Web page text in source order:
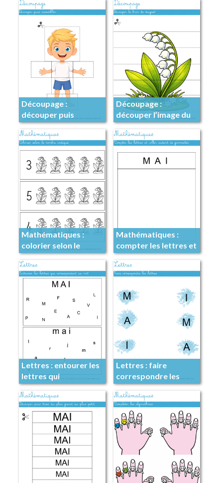
Découpage :
découper puis
assembler
Découpage :
découper l’image du
muguet
Mathématiques :
colorier selon le
nombre indiqué
Mathématiques :
compter les lettres et
coller des gommettes
Lettres : entourer les
lettres qui
correspondent au
mot
Lettres : faire
correspondre les
lettres